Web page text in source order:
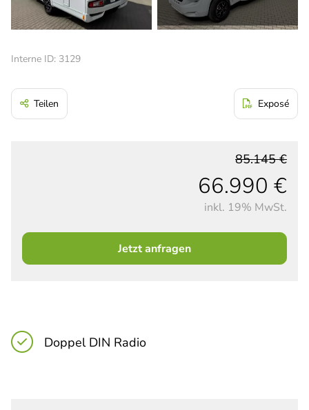
Interne ID: 3129
Teilen Exposé
66.990 €
85.145 €
inkl. 19% MwSt.
Jetzt anfragen
Doppel DIN Radio